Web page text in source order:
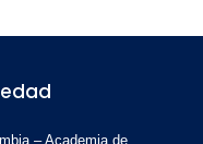
– Academia de